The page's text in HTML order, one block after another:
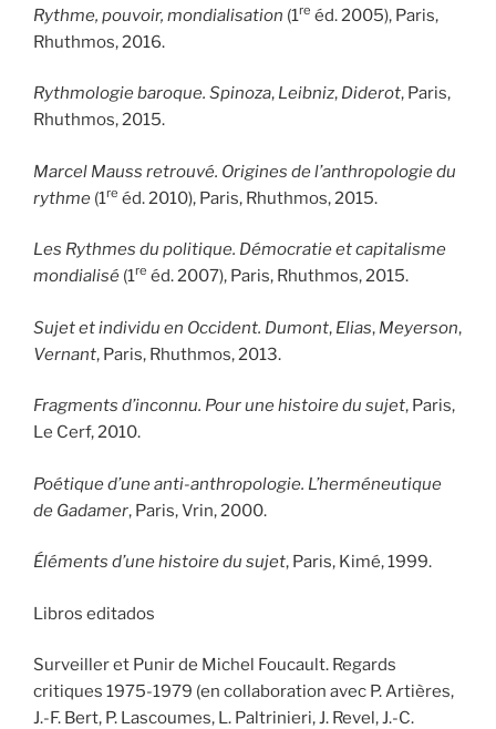
Rythme, pouvoir, mondialisation (1re éd. 2005), Paris,
Rhuthmos, 2016.
Rythmologie baroque. Spinoza, Leibniz, Diderot, Paris,
Rhuth­mos, 2015.
Marcel Mauss retrouvé. Origines de l’anthropologie du
rythme (1re éd. 2010), Paris, Rhuthmos, 2015.
Les Rythmes du politique. Démocratie et capitalisme
mondialisé (1re éd. 2007), Paris, Rhuthmos, 2015.
Sujet et individu en Occident. Dumont, Elias, Meyerson,
Vernant, Paris, Rhuthmos, 2013.
Fragments d’inconnu. Pour une histoire du sujet, Paris,
Le Cerf, 2010.
Poétique d’une anti-anthropologie. L’herméneutique
de Gadamer, Paris, Vrin, 2000.
Éléments d’une histoire du sujet, Paris, Kimé, 1999.
Libros editados
Surveiller et Punir de Michel Foucault. Regards
critiques 1975-1979 (en collaboration avec P. Artières,
J.-F. Bert, P. Lascoumes, L. Paltrinieri, J. Revel, J.-C.